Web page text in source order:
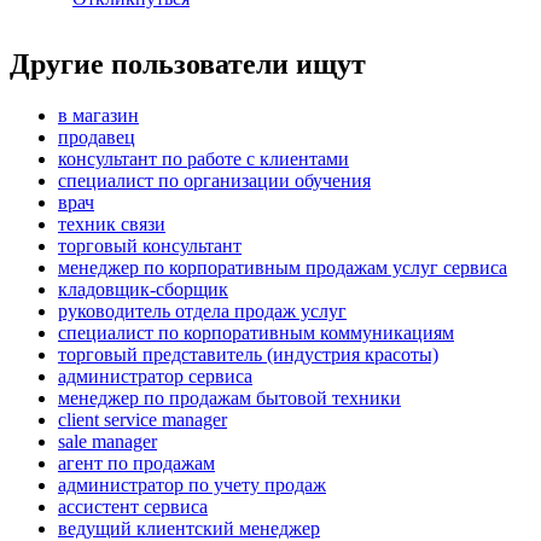
Другие пользователи ищут
в магазин
продавец
консультант по работе с клиентами
специалист по организации обучения
врач
техник связи
торговый консультант
менеджер по корпоративным продажам услуг сервиса
кладовщик-сборщик
руководитель отдела продаж услуг
специалист по корпоративным коммуникациям
торговый представитель (индустрия красоты)
администратор сервиса
менеджер по продажам бытовой техники
client service manager
sale manager
агент по продажам
администратор по учету продаж
ассистент сервиса
ведущий клиентский менеджер